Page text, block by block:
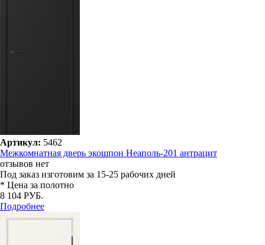
Артикул: 5462
Межкомнатная дверь экошпон Неаполь-201 антрацит
отзывов нет
Под заказ изготовим за 15-25 рабочих дней
* Цена за полотно
8 104 РУБ.
Подробнее